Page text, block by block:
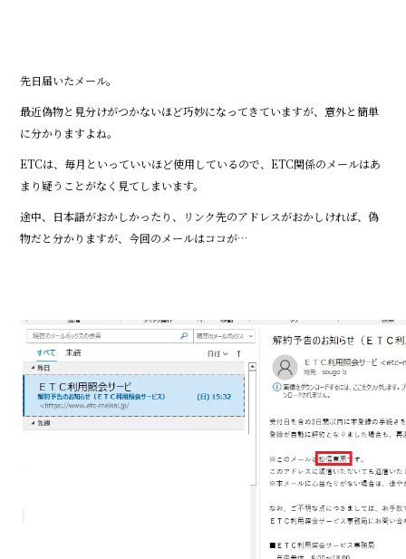
k
先日届いたメール。
最近偽物と見分けがつかないほど巧妙になってきていますが、意外と簡単
に分かりますよね。
ETCは、毎月といっていいほど使用しているので、ETC関係のメールはあ
まり疑うことがなく見てしまいます。
途中、日本語がおかしかったり、リンク先のアドレスがおかしければ、偽
物だと分かりますが、今回のメールはココが…